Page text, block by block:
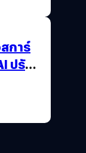
การ์
ปรับ